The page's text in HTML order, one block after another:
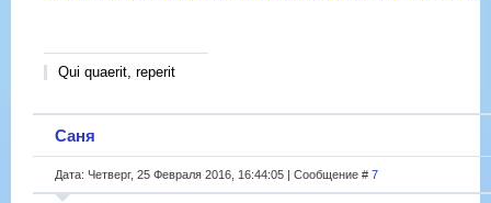
Qui quaerit, reperit
Саня
Дата: Четверг, 25 Февраля 2016, 16:44:05 | Сообщение # 7